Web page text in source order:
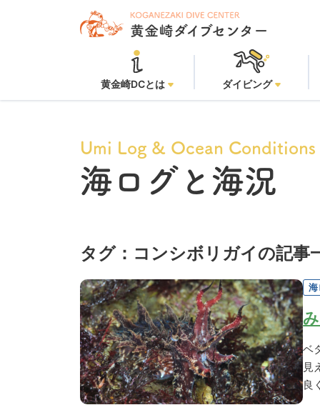
黄金崎DCとは ダイビング
Umi Log & Ocean Conditions
海ログと海況
タグ：コンシボリガイの記事
海
ベ
見
良